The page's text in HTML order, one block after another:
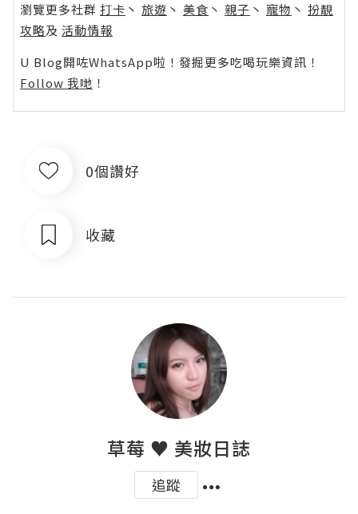
瀏覽更多社群 打卡 丶 旅遊 丶 美食 丶 親子 丶 寵物 丶 扮靚
攻略及 活動情報
U Blog開咗WhatsApp啦！發掘更多吃喝玩樂資訊！
Follow 我哋 ！
0個讚好
收藏
草莓 ♥ 美妝日誌
追蹤